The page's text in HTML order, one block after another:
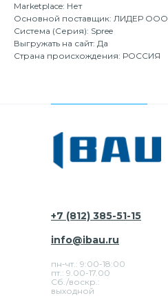
Marketplace: Нет
Основной поставщик: ЛИДЕР ООО
Система (Серия): Spree
Выгружать на сайт: Да
Страна происхождения: РОССИЯ
+7 (812) 385-51-15
пн-чт.: 9:00-18:00
пт.: 9.00-17.00
Сб./воскр.:
выходной
info@ibau.ru